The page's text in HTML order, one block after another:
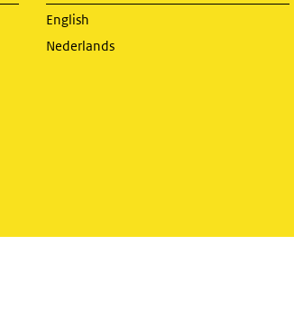
English
Nederlands